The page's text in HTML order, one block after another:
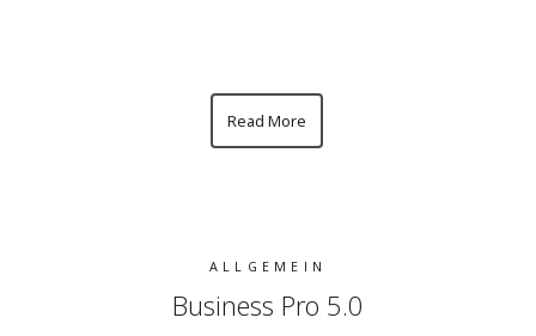
Read More
ALLGEMEIN
Business Pro 5.0